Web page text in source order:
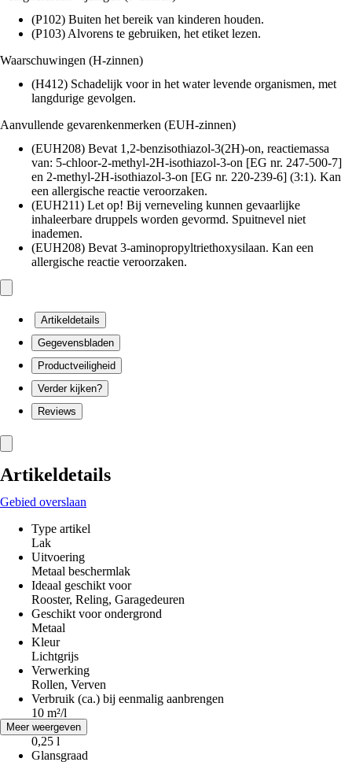
(P102) Buiten het bereik van kinderen houden.
(P103) Alvorens te gebruiken, het etiket lezen.
Waarschuwingen (H-zinnen)
(H412) Schadelijk voor in het water levende organismen, met
langdurige gevolgen.
Aanvullende gevarenkenmerken (EUH-zinnen)
(EUH208) Bevat 1,2-benzisothiazol-3(2H)-on, reactiemassa
van: 5-chloor-2-methyl-2H-isothiazol-3-on [EG nr. 247-500-7]
en 2-methyl-2H-isothiazol-3-on [EG nr. 220-239-6] (3:1). Kan
een allergische reactie veroorzaken.
(EUH211) Let op! Bij verneveling kunnen gevaarlijke
inhaleerbare druppels worden gevormd. Spuitnevel niet
inademen.
(EUH208) Bevat 3-aminopropyltriethoxysilaan. Kan een
allergische reactie veroorzaken.
Artikeldetails
Gegevensbladen
Productveiligheid
Verder kijken?
Reviews
Artikeldetails
Gebied overslaan
Type artikel
Lak
Uitvoering
Metaal beschermlak
Ideaal geschikt voor
Rooster, Reling, Garagedeuren
Geschikt voor ondergrond
Metaal
Kleur
Lichtgrijs
Verwerking
Rollen, Verven
Verbruik (ca.) bij eenmalig aanbrengen
10 m²/l
Inhoud
0,25 l
Glansgraad
Meer weergeven